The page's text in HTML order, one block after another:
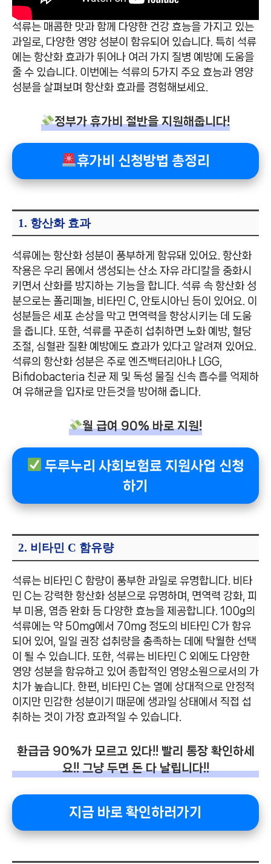
석류는 매콤한 맛과 함께 다양한 건강 효능을 가지고 있는
과일로, 다양한 영양 성분이 함유되어 있습니다. 특히 석류
에는 항산화 효과가 뛰어나 여러 가지 질병 예방에 도움을
줄 수 있습니다. 이번에는 석류의 5가지 주요 효능과 영양
성분을 살펴보며 항산화 효과를 경험해보세요.
정부가 휴가비 절반을 지원해줍니다!
휴가비 신청방법 총정리
1. 항산화 효과
석류에는 항산화 성분이 풍부하게 함유돼 있어요. 항산화
작용은 우리 몸에서 생성되는 산소 자유 라디칼을 중화시
키면서 산화를 방지하는 기능을 합니다. 석류 속 항산화 성
분으로는 폴리페놀, 비타민 C, 안토시아닌 등이 있어요. 이
성분들은 세포 손상을 막고 면역력을 향상시키는 데 도움
을 줍니다. 또한, 석류를 꾸준히 섭취하면 노화 예방, 혈당
조절, 심혈관 질환 예방에도 효과가 있다고 알려져 있어요.
석류의 항산화 성분은 주로 엔즈백터리아나 LGG,
Bifidobacteria 친균 제 및 독성 물질 신속 흡수를 억제하
여 유해균을 입자로 만든것을 방어해 줍니다.
월 급여 90% 바로 지원!
두루누리 사회보험료 지원사업 신청
하기
2. 비타민 C 함유량
석류는 비타민 C 함량이 풍부한 과일로 유명합니다. 비타
민 C는 강력한 항산화 성분으로 유명하며, 면역력 강화, 피
부 미용, 염증 완화 등 다양한 효능을 제공합니다. 100g의
석류에는 약 50mg에서 70mg 정도의 비타민 C가 함유
되어 있어, 일일 권장 섭취량을 충족하는 데에 탁월한 선택
이 될 수 있습니다. 또한, 석류는 비타민 C 외에도 다양한
영양 성분을 함유하고 있어 종합적인 영양소원으로서의 가
치가 높습니다. 한편, 비타민 C는 열에 상대적으로 안정적
이지만 민감한 성분이기 때문에 생과일 상태에서 직접 섭
취하는 것이 가장 효과적일 수 있습니다.
환급금 90%가 모르고 있다!! 빨리 통장 확인하세
요!! 그냥 두면 돈 다 날립니다!!
지금 바로 확인하러가기